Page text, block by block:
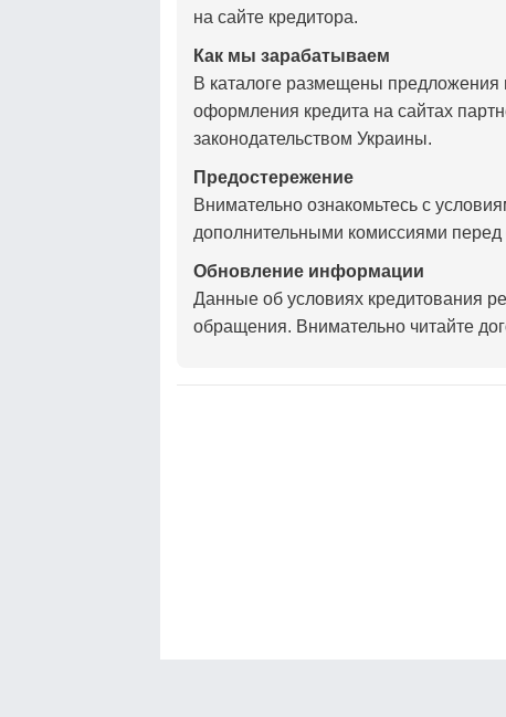
на сайте кредитора.
Как мы зарабатываем
В каталоге размещены
оформления кредита на сайтах
законодательством Украины.
Предостережение
Внимательно ознакомьтесь с
дополнительными комиссиями
Обновление информации
Данные об условиях кредитования
обращения. Внимательно читайте